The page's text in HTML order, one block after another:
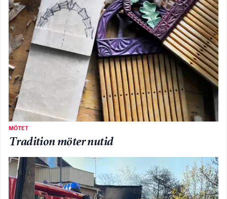
MÖTET
Tradition möter nutid